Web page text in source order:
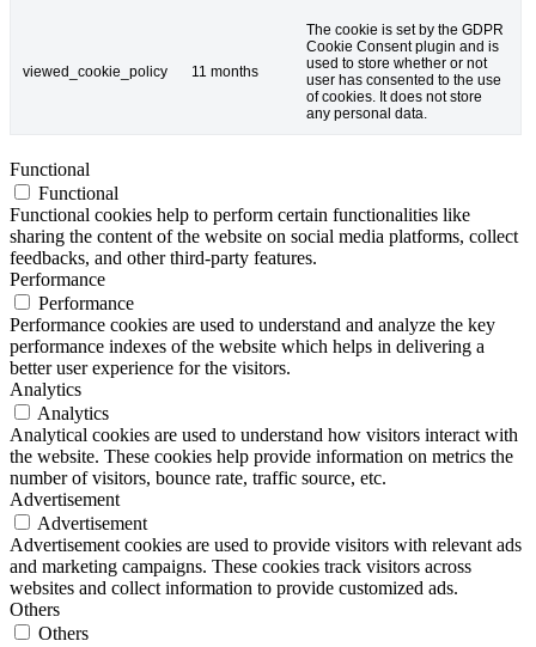
viewed_cookie_policy 11 months
The cookie is set by the GDPR
Cookie Consent plugin and is
used to store whether or not
user has consented to the use
of cookies. It does not store
any personal data.
Functional
Functional
Functional cookies help to perform certain functionalities like
sharing the content of the website on social media platforms, collect
feedbacks, and other third-party features.
Performance
Performance
Performance cookies are used to understand and analyze the key
performance indexes of the website which helps in delivering a
better user experience for the visitors.
Analytics
Analytics
Analytical cookies are used to understand how visitors interact with
the website. These cookies help provide information on metrics the
number of visitors, bounce rate, traffic source, etc.
Advertisement
Advertisement
Advertisement cookies are used to provide visitors with relevant ads
and marketing campaigns. These cookies track visitors across
websites and collect information to provide customized ads.
Others
Others